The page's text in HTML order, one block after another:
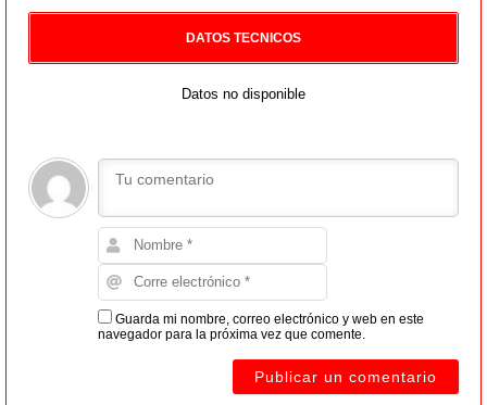
DATOS TECNICOS
Datos no disponible
Guarda mi nombre, correo electrónico y web en este
navegador para la próxima vez que comente.